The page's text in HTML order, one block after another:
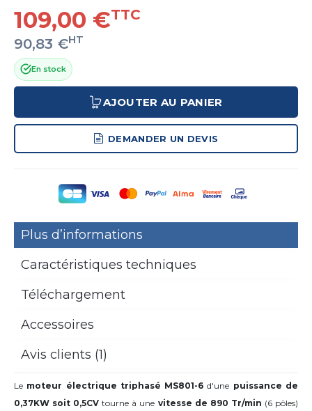
109,00 €TTC
90,83 €HT
En stock
AJOUTER AU PANIER
DEMANDER UN DEVIS
Plus d’informations
Caractéristiques techniques
Téléchargement
Accessoires
Avis clients (1)
Le moteur électrique triphasé MS801-6 d'une puissance de
0,37KW soit 0,5CV tourne à une vitesse de 890 Tr/min (6 pôles)